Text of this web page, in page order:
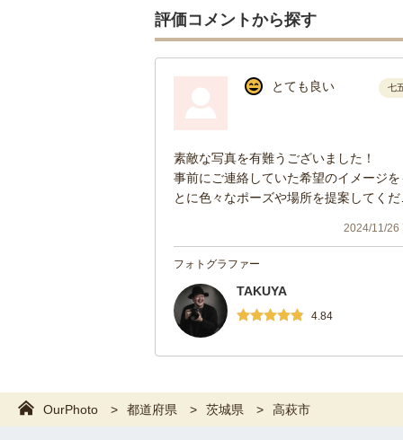
評価コメントから探す
とても良い 七
素敵な写真を有難うございました！
事前にご連絡していた希望のイメージを
とに色々なポーズや場所を提案してくだ
さらに素敵な写真を撮っていただくこと
子供への声かけも優しく、男性は少々怖
りがちな娘も怖がることなく嬉しそうに
影に望んでいました。
2024/11/26
フォトグラファー
TAKUYA
4.84
OurPhoto 都道府県 茨城県 高萩市